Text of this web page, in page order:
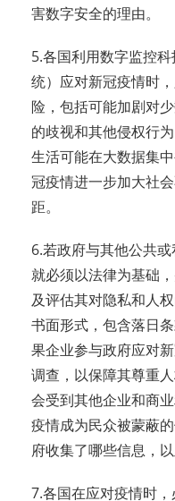
害数字安全的理由。
5.各国利用数字监控
统）应对新冠疫情时
险，包括可能加剧对
的歧视和其他侵权行
生活可能在大数据集
冠疫情进一步加大社
距。
6.若政府与其他公共
就必须以法律为基础
及评估其对隐私和人
书面形式，包含落日
果企业参与政府应对
调查，以保障其尊重
会受到其他企业和商
疫情成为民众被蒙蔽
府收集了哪些信息，
7.各国在应对疫情时